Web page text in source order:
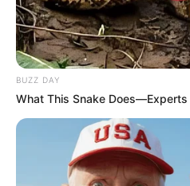
BUZZ DAY
What This Snake Does—Experts